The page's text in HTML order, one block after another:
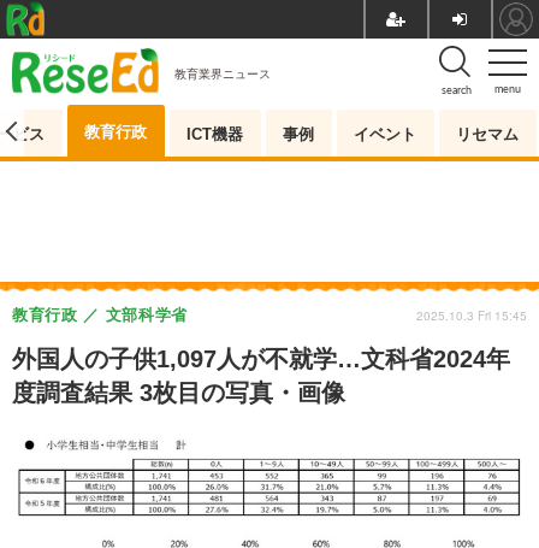
menu
search
教育業界ニュース
ビス 教育行政 ICT機器 事例 イベント リセマム
外国人の子供1,097人が不就学…文科省2024年
度調査結果 3枚目の写真・画像
教育行政 文部科学省 2025.10.3 Fri 15:45